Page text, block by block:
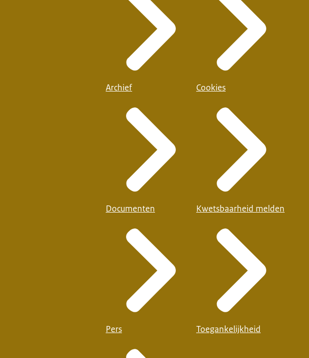
Archief
Documenten
Pers
Cookies
Kwetsbaarheid melden
Toegankelijkheid